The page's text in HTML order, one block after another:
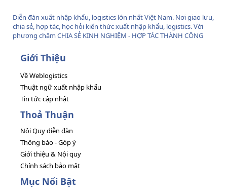
Diễn đàn xuất nhập khẩu, logistics lớn nhất Việt Nam. Nơi giao lưu,
chia sẻ, hợp tác, học hỏi kiến thức xuất nhập khẩu, logistics. Với
phương châm CHIA SẺ KINH NGHIỆM - HỢP TÁC THÀNH CÔNG
Giới Thiệu
Về Weblogistics
Thuật ngữ xuất nhập khẩu
Tin tức cập nhật
Thoả Thuận
Nội Quy diễn đàn
Thông báo - Góp ý
Giới thiệu & Nội quy
Chính sách bảo mật
Mục Nổi Bật